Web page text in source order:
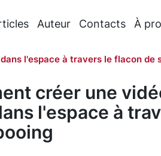
Auteur Contacts À
l'espace à travers le flacon de
créer une
l'espace à